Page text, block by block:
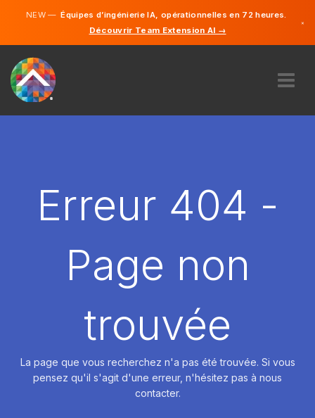
NEW —Équipes d’ingénierie IA, opérationnelles en 72 heures.
Découvrir Team Extension AI →
×
DÉMARRER
Erreur 404 -
Page non
trouvée
La page que vous recherchez n'a pas été trouvée. Si vous
pensez qu'il s'agit d'une erreur, n'hésitez pas à nous
contacter.